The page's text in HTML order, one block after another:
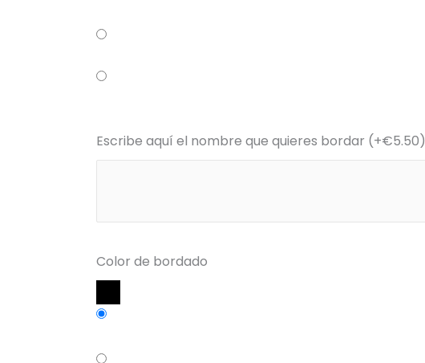
Escribe aquí el nombre que quieres bordar (+€5.50)
Color de bordado